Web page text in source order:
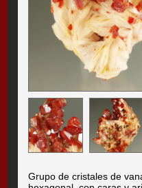
Grupo de cristales de